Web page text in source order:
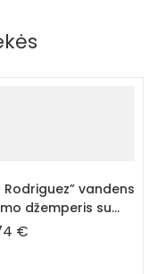
Rodriguez” vandens
džemperis su
€